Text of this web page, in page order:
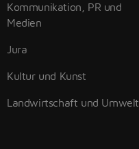
Kommunikation, PR und
Medien
Jura
Kultur und Kunst
Landwirtschaft und Umwelt